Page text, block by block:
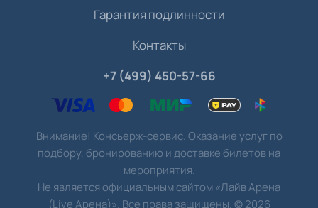
Гарантия подлинности
Контакты
+7 (499) 450-57-66
Внимание! Консьерж-сервис. Оказание услуг по
подбору, бронированию и доставке билетов на
мероприятия.
Не является официальным сайтом «Лайв Арена
(Live Арена)». Все права защищены.©2026